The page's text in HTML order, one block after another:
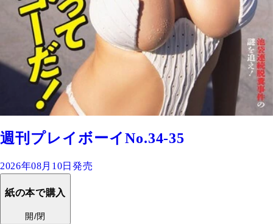
週刊プレイボーイNo.34-35
2026年08月10日発売
紙の本で購入
開/閉